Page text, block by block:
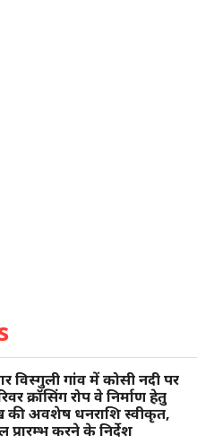
विस्गुली गांव में कोसी नदी पर
क्रॉसिंग रोप वे निर्माण हेतु
की अवशेष धनराशि स्वीकृत,
प्रारम्भ करने के निर्देश